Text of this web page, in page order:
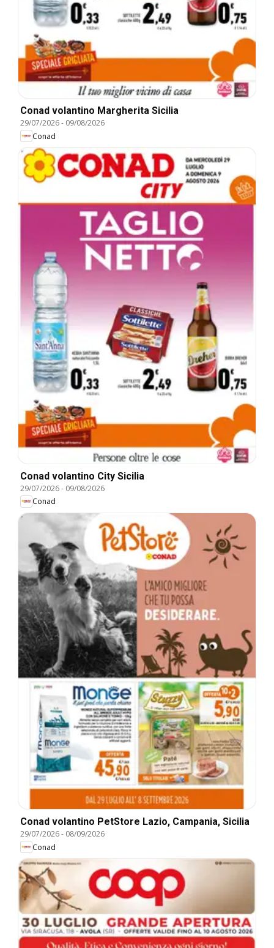
Conad volantino Margherita Sicilia
29/07/2026- 09/08/2026
Conad
Conad volantino City Sicilia
29/07/2026- 09/08/2026
Conad
Conad volantino PetStore Lazio, Campania, Sicilia
29/07/2026- 08/09/2026
Conad